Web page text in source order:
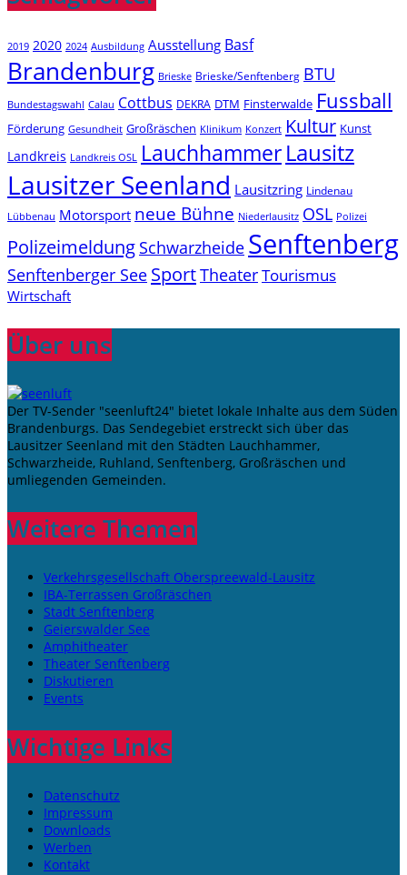
2019 2020 2024 Ausbildung Ausstellung Basf
Brandenburg Brieske Brieske/Senftenberg BTU
Bundestagswahl Calau Cottbus DEKRA DTM Finsterwalde Fussball
Förderung Gesundheit Großräschen Klinikum Konzert Kultur Kunst
Landkreis Landkreis OSL LauchhammerLausitz
Lausitzer Seenland Lausitzring Lindenau
Lübbenau Motorsport neue Bühne Niederlausitz OSL Polizei
Polizeimeldung Schwarzheide Senftenberg
Senftenberger See SportTheaterTourismus
Wirtschaft
Über uns
Der TV-Sender "seenluft24" bietet lokale Inhalte aus dem Süden
Brandenburgs. Das Sendegebiet erstreckt sich über das
Lausitzer Seenland mit den Städten Lauchhammer,
Schwarzheide, Ruhland, Senftenberg, Großräschen und
umliegenden Gemeinden.
Weitere Themen
Verkehrsgesellschaft Oberspreewald-Lausitz
IBA-Terrassen Großräschen
Stadt Senftenberg
Geierswalder See
Amphitheater
Theater Senftenberg
Diskutieren
Events
Wichtige Links
Datenschutz
Impressum
Downloads
Werben
Kontakt